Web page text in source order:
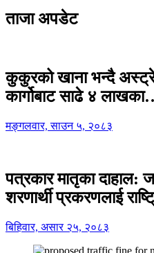
ताजा अपडेट
कुकुरको खाना भन्दै
कार्गोबाट साढे ४
मङ्गलवार, साउन ५, २०८३
पत्रकार मातृका दाहाल:
शरणार्थी प्रकरणलाई
बिहिवार, असार २५, २०८३